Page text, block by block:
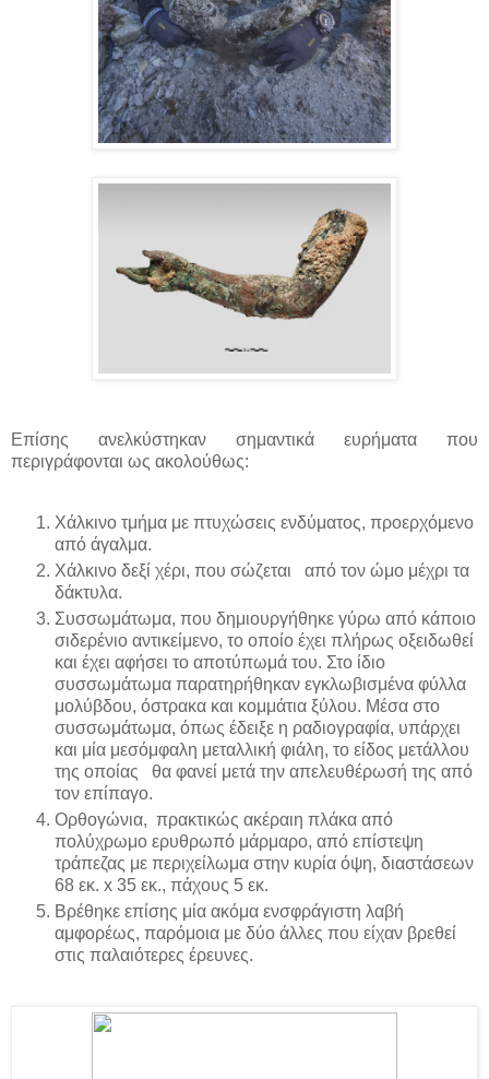
Επίσης ανελκύστηκαν σημαντικά ευρήματα που
περιγράφονται ως ακολούθως:
Χάλκινο τμήμα με πτυχώσεις ενδύματος, προερχόμενο
από άγαλμα.
Χάλκινο δεξί χέρι, που σώζεται από τον ώμο μέχρι τα
δάκτυλα.
Συσσωμάτωμα, που δημιουργήθηκε γύρω από κάποιο
σιδερένιο αντικείμενο, το οποίο έχει πλήρως οξειδωθεί
και έχει αφήσει το αποτύπωμά του. Στο ίδιο
συσσωμάτωμα παρατηρήθηκαν εγκλωβισμένα φύλλα
μολύβδου, όστρακα και κομμάτια ξύλου. Μέσα στο
συσσωμάτωμα, όπως έδειξε η ραδιογραφία, υπάρχει
και μία μεσόμφαλη μεταλλική φιάλη, το είδος μετάλλου
της οποίας θα φανεί μετά την απελευθέρωσή της από
τον επίπαγο.
Ορθογώνια, πρακτικώς ακέραιη πλάκα από
πολύχρωμο ερυθρωπό μάρμαρο, από επίστεψη
τράπεζας με περιχείλωμα στην κυρία όψη, διαστάσεων
68 εκ. x 35 εκ., πάχους 5 εκ.
Βρέθηκε επίσης μία ακόμα ενσφράγιστη λαβή
αμφορέως, παρόμοια με δύο άλλες που είχαν βρεθεί
στις παλαιότερες έρευνες.